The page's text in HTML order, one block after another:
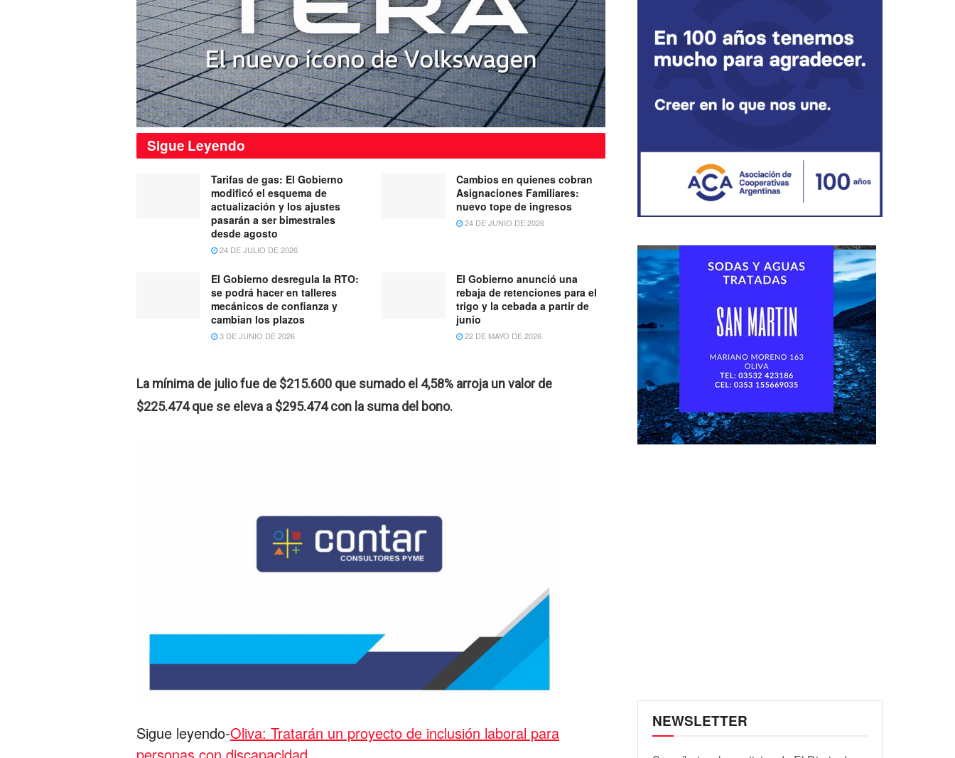
Sigue Leyendo
Tarifas de gas: El Gobierno
modificó el esquema de
actualización y los ajustes
pasarán a ser bimestrales
desde agosto
24 DE JULIO DE 2026
Cambios en quienes cobran
Asignaciones Familiares:
nuevo tope de ingresos
24 DE JUNIO DE 2026
El Gobierno desregula la RTO:
se podrá hacer en talleres
mecánicos de confianza y
cambian los plazos
3 DE JUNIO DE 2026
El Gobierno anunció una
rebaja de retenciones para el
trigo y la cebada a partir de
junio
22 DE MAYO DE 2026
La mínima de julio fue de $215.600 que sumado el 4,58% arroja un valor de
$225.474 que se eleva a $295.474 con la suma del bono.
Sigue leyendo-Oliva: Tratarán un proyecto de inclusión laboral para
NEWSLETTER